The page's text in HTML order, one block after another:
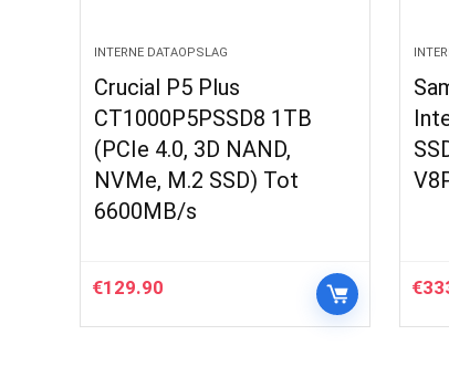
INTERNE DATAOPSLAG
Crucial P5 Plus
CT1000P5PSSD8 1TB
(PCIe 4.0, 3D NAND,
NVMe, M.2 SSD) Tot
6600MB/s
€129.90 €